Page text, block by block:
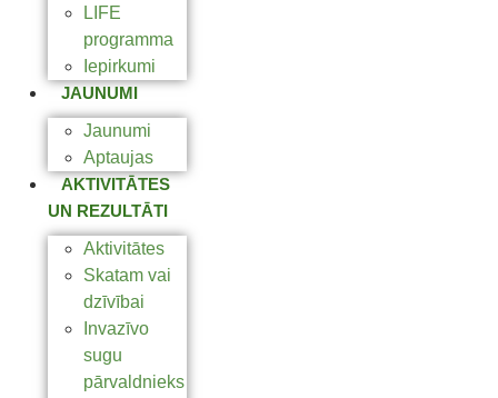
LIFE
programma
Iepirkumi
JAUNUMI
Jaunumi
Aptaujas
AKTIVITĀTES
UN REZULTĀTI
Aktivitātes
Skatam vai
dzīvībai
Invazīvo
sugu
pārvaldnieks